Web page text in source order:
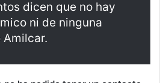
dicen que no hay
ni de ninguna
Amilcar.